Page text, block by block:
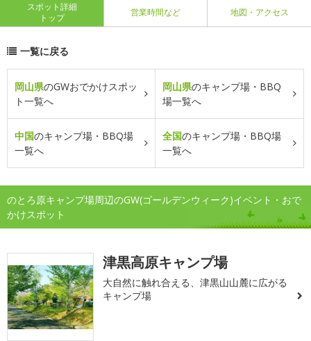
スポット詳細
トップ
営業時間など 地図・アクセス
一覧に戻る
岡山県のGWおでかけスポッ
ト一覧へ
岡山県のキャンプ場・BBQ
場一覧へ
中国のキャンプ場・BBQ場
一覧へ
全国のキャンプ場・BBQ場
一覧へ
のとろ原キャンプ場周辺のGW(ゴールデンウィーク)イベント・おで
かけスポット
津黒高原キャンプ場
大自然に触れ合える、津黒山山麓に広がる
キャンプ場